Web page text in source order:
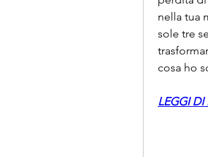
nella tua
sole tre
cosa ho
LEGGI DI